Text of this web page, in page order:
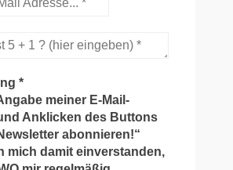
*
meiner E-Mail-
Anklicken des Buttons
abonnieren!“
mich damit einverstanden,